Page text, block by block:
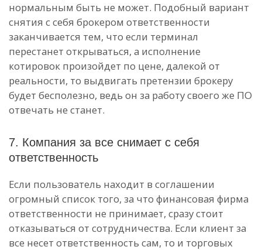
нормальным быть не может. Подобный вариант
снятия с себя брокером ответственности
заканчивается тем, что если терминал
перестанет открываться, а исполнение
котировок произойдет по цене, далекой от
реальности, то выдвигать претензии брокеру
будет бесполезно, ведь он за работу своего же ПО
отвечать не станет.
7. Компания за все снимает с себя
ответственность
Если пользователь находит в соглашении
огромный список того, за что финансовая фирма
ответственности не принимает, сразу стоит
отказываться от сотрудничества. Если клиент за
все несет ответственность сам, то и торговых